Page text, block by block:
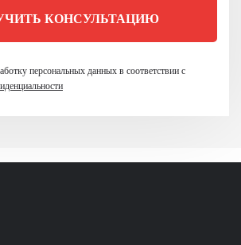
КОНСУЛЬТАЦИЮ
персональных данных в соответствии с